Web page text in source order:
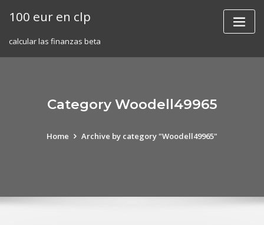
100 eur en clp
calcular las finanzas beta
Category Woodell49965
Home Archive by category "Woodell49965"